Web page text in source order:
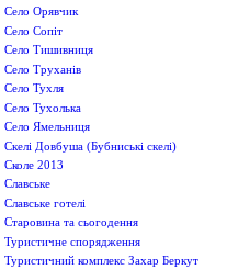
Село Орявчик
Село Сопіт
Село Тишивниця
Село Труханів
Село Тухля
Село Тухолька
Село Ямельниця
Скелі Довбуша (Бубниські скелі)
Сколе 2013
Славське
Славське готелі
Старовина та сьогодення
Туристичне спорядження
Туристичний комплекс Захар Беркут